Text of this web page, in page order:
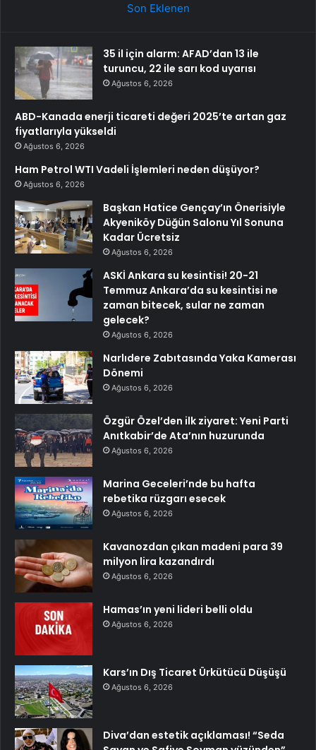
Son Eklenen
35 il için alarm: AFAD’dan 13 ile
turuncu, 22 ile sarı kod uyarısı
Ağustos 6, 2026
ABD-Kanada enerji ticareti değeri 2025’te artan gaz
fiyatlarıyla yükseldi
Ağustos 6, 2026
Ham Petrol WTI Vadeli İşlemleri neden düşüyor?
Ağustos 6, 2026
Başkan Hatice Gençay’ın Önerisiyle
Akyeniköy Düğün Salonu Yıl Sonuna
Kadar Ücretsiz
Ağustos 6, 2026
ASKİ Ankara su kesintisi! 20-21
Temmuz Ankara’da su kesintisi ne
zaman bitecek, sular ne zaman
gelecek?
Ağustos 6, 2026
Narlıdere Zabıtasında Yaka Kamerası
Dönemi
Ağustos 6, 2026
Özgür Özel’den ilk ziyaret: Yeni Parti
Anıtkabir’de Ata’nın huzurunda
Ağustos 6, 2026
Marina Geceleri’nde bu hafta
rebetika rüzgarı esecek
Ağustos 6, 2026
Kavanozdan çıkan madeni para 39
milyon lira kazandırdı
Ağustos 6, 2026
Hamas’ın yeni lideri belli oldu
Ağustos 6, 2026
Kars’ın Dış Ticaret Ürkütücü Düşüşü
Ağustos 6, 2026
Diva’dan estetik açıklaması! “Seda